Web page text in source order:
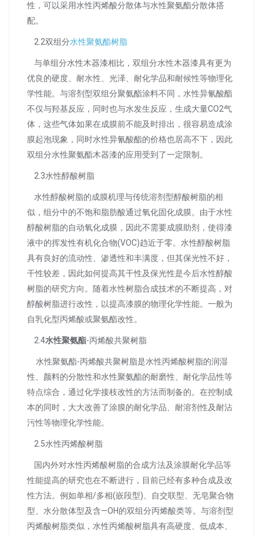
性，可以采用水性丙烯酸分散体与水性聚氨酯分散体搭
配。
2.2双组分水性聚氨酯树脂
与单组分水性木器漆相比，双组分水性木器漆具有更为
优良的硬度、耐水性、光泽、耐化学品和耐候性等物理化
学性能。与溶剂型双组分聚氨酯涂料不同，水性异氰酸酯
不仅与羟基反应，同时也与水发生反应，生成大量CO2气
体，这些气体如果在成膜前不能及时排出，很容易造成涂
膜起泡现象，同时水性异氰酸酯的价格也居高不下，因此
双组分水性聚氨酯木器漆的应用受到了一定限制。
2.3水性醇酸树脂
水性醇酸树脂的成膜机理与传统溶剂型醇酸树脂的相
似，组分中的不饱和脂肪酸通过氧化固化成膜。由于水性
醇酸树脂的自动氧化成膜，因此不需要成膜助剂，使得漆
液中的挥发性有机化合物(VOC)趋近于零。水性醇酸树脂
具有良好的流动性、渗透性和丰满度，但其保光性不好，
干性较差，因此如何提高其干性及保光性是今后水性醇酸
树脂的研究方向。随着水性树脂合成技术的不断提高，对
醇酸树脂进行改性，以提高漆膜的物理化学性能。一般为
自乳化型丙烯酸或聚氨酯改性。
2.4水性聚氨酯-丙烯酸共聚树脂
水性聚氨酯-丙烯酸共聚树脂是水性丙烯酸树脂的润湿
性、颜料的分散性和水性聚氨酯的耐磨性、耐化学品性等
特点综合，通过化学接枝改性的方法而制备的。在控制成
本的同时，大大改善了涂膜的耐化学品、耐溶剂性及耐沾
污性等物理化学性能。
2.5水性丙烯酸树脂
国内外对水性丙烯酸树脂的合成方法及涂膜耐化学品等
性能提高的研究也在不断进行，目前已经有多种合成及改
性方法。例如单相/多相(嵌段型)、自交联型、无皂聚合物
型、水分散体型及含—OH的双组分丙烯酸类等。与溶剂型
丙烯酸树脂类似，水性丙烯酸树脂具有高硬度、低成本、